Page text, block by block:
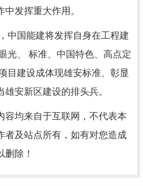
发挥重大作用。
中国能建将发挥自身在工程建
光、 标准、中国特色、高点定
目建设成体现雄安标准、彰显
安新区建设的排头兵。
容均来自于互联网，不代表本
者及站点所有，如有对您造成
除！